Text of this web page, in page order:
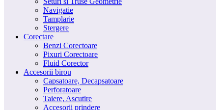
Navigatie
Tamplarie
Stergere
Corectare
Benzi Corectoare
Pixuri Corectoare
Fluid Corector
Accesorii birou
Capsatoare, Decapsatoare
Perforatoare
Taiere, Ascutire
Accesorii prindere